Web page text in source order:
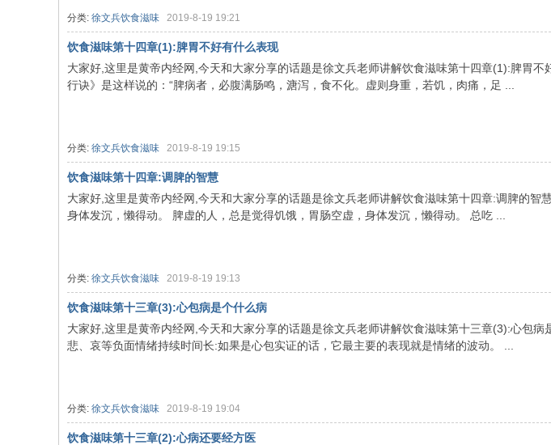
分类: 徐文兵饮食滋味 2019-8-19 19:21
饮食滋味第十四章(1):脾胃不好有什么表现
大家好,这里是黄帝内经网,今天和大家分享的话题是徐文兵老师讲解饮食滋味第十四章(1):脾胃
行诀》是这样说的：“脾病者，必腹满肠鸣，溏泻，食不化。虚则身重，若饥，肉痛，足 ...
分类: 徐文兵饮食滋味 2019-8-19 19:15
饮食滋味第十四章:调脾的智慧
大家好,这里是黄帝内经网,今天和大家分享的话题是徐文兵老师讲解饮食滋味第十四章:调脾的智
身体发沉，懒得动。 脾虚的人，总是觉得饥饿，胃肠空虚，身体发沉，懒得动。 总吃 ...
分类: 徐文兵饮食滋味 2019-8-19 19:13
饮食滋味第十三章(3):心包病是个什么病
大家好,这里是黄帝内经网,今天和大家分享的话题是徐文兵老师讲解饮食滋味第十三章(3):心包病
悲、哀等负面情绪持续时间长:如果是心包实证的话，它最主要的表现就是情绪的波动。 ...
分类: 徐文兵饮食滋味 2019-8-19 19:04
饮食滋味第十三章(2):心病还要经方医